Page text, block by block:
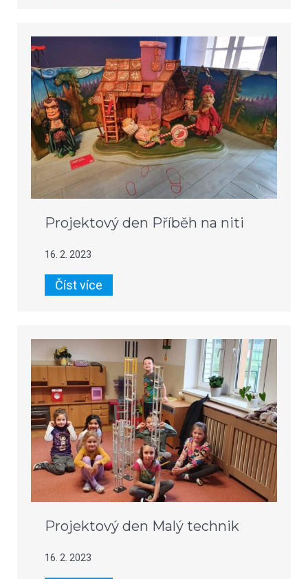
Projektový den Příběh na niti
16. 2. 2023
Číst více
Projektový den Malý technik
16. 2. 2023